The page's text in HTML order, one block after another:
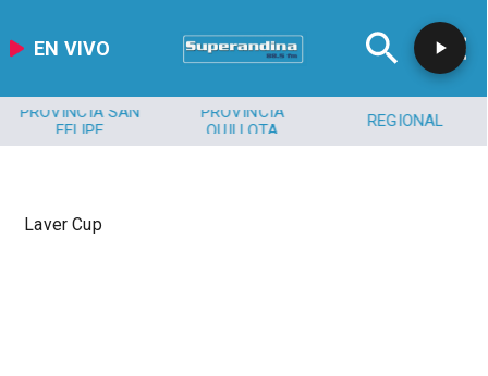
EN VIVO
PROVINCIA SAN
FELIPE
PROVINCIA
QUILLOTA
REGIONAL
Laver Cup